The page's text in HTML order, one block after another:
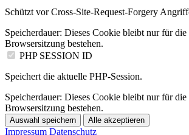
Schützt vor Cross-Site-Request-Forgery
Speicherdauer: Dieses Cookie bleibt nur für die
Browsersitzung bestehen.
PHP SESSION ID
Speichert die aktuelle PHP-Session.
Speicherdauer: Dieses Cookie bleibt nur für die
Browsersitzung bestehen.
Auswahl speichern Alle akzeptieren
Impressum Datenschutz